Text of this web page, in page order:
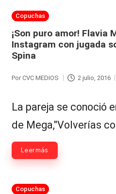
Publicada
Copuchas
¡Son puro amor! Flavia
Instagram con jugada
Spina
Por CVC MEDIOS 2 julio, 2016
La pareja se conoció
de Mega,"Volverías
Leer más
Publicada
Copuchas